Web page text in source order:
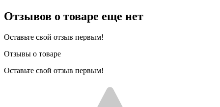
Отзывов о товаре еще нет
Оставьте свой отзыв первым!
Отзывы о товаре
Оставьте свой отзыв первым!